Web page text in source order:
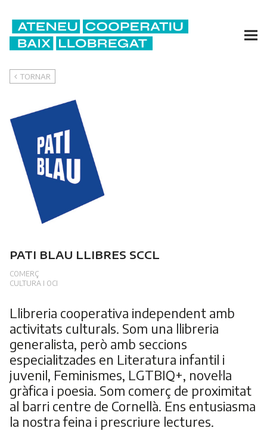
TORNAR
PATI BLAU LLIBRES SCCL
COMERÇ
CULTURA I OCI
Llibreria cooperativa independent amb
activitats culturals. Som una llibreria
generalista, però amb seccions
especialitzades en Literatura infantil i
juvenil, Feminismes, LGTBIQ+, novel·la
gràfica i poesia. Som comerç de proximitat
al barri centre de Cornellà. Ens entusiasma
la nostra feina i prescriure lectures.